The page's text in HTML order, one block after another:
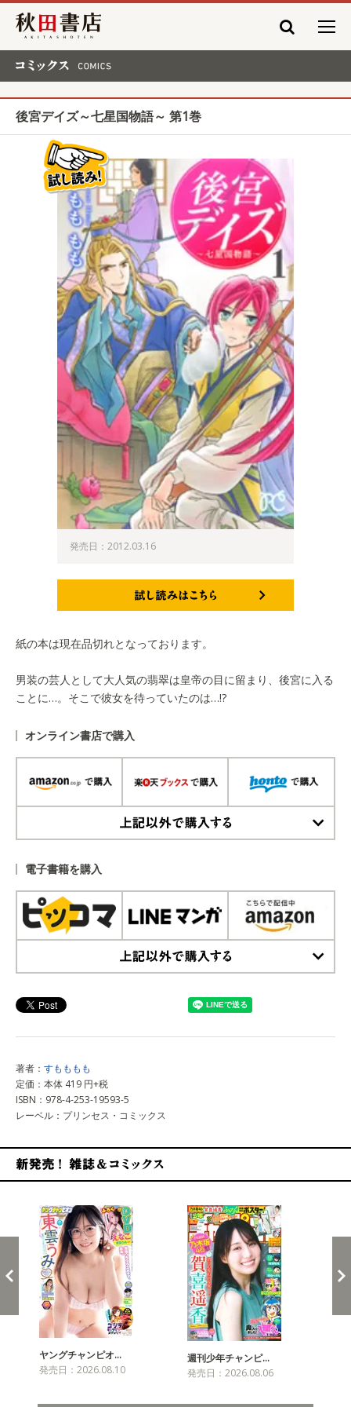
秋田書店
後宮デイズ～七星国物語～ 第1巻
発売日：2012.03.16
紙の本は現在品切れとなっております。
男装の芸人として大人気の翡翠は皇帝の目に留まり、後宮に入る
ことに…。そこで彼女を待っていたのは…!?
オンライン書店で購入
電子書籍を購入
著者： すもももも
定価：本体 419 円+税
ISBN：978-4-253-19593-5
レーベル：プリンセス・コミックス
ヤングチャンピオ…
発売日：2026.08.10
週刊少年チャンピ…
発売日：2026.08.06